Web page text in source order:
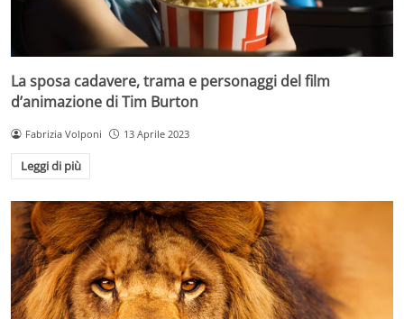
La sposa cadavere, trama e personaggi del film
d’animazione di Tim Burton
Fabrizia Volponi 13 Aprile 2023
Leggi di più